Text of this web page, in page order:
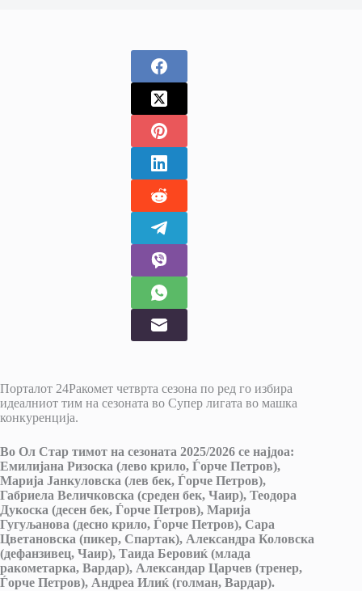
Порталот 24Ракомет четврта сезона по ред го избира
идеалниот тим на сезоната во Супер лигата во машка
конкуренција.
Во Ол Стар тимот на сезоната 2025/2026 се најдоа:
Емилијана Ризоска (лево крило, Ѓорче Петров),
Марија Јанкуловска (лев бек, Ѓорче Петров),
Габриела Величковска (среден бек, Чаир), Теодора
Дукоска (десен бек, Ѓорче Петров), Марија
Гугуљанова (десно крило, Ѓорче Петров), Сара
Цветановска (пикер, Спартак), Александра Коловска
(дефанзивец, Чаир), Таида Беровиќ (млада
ракометарка, Вардар), Александар Царчев (тренер,
Ѓорче Петров), Андреа Илиќ (голман, Вардар).